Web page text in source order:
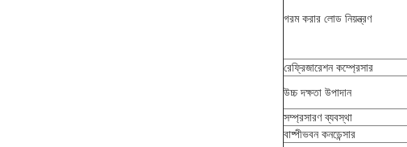
গরম করার লোড নিয়ন্ত্রণ
রেফ্রিজারেশন কম্প্রেসার
উচ্চ দক্ষতা উপাদান
সম্প্রসারণ ব্যবস্থা
বাষ্পীভবন কনডেন্সার